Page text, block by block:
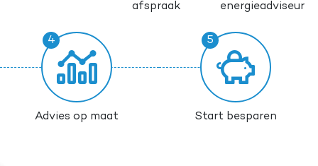
afspraak
energieadviseur
Advies op maat Start besparen